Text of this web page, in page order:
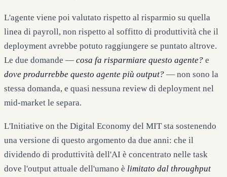
L'agente viene poi valutato rispetto al risparmio su quella
linea di payroll, non rispetto al soffitto di produttività che il
deployment avrebbe potuto raggiungere se puntato altrove.
Le due domande — cosa fa risparmiare questo agente? e
dove produrrebbe questo agente più output? — non sono la
stessa domanda, e quasi nessuna review di deployment nel
mid-market le separa.
L'Initiative on the Digital Economy del MIT sta sostenendo
una versione di questo argomento da due anni: che il
dividendo di produttività dell'AI è concentrato nelle task
dove l'output attuale dell'umano è limitato dal throughput